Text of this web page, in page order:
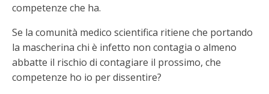
competenze che ha.
Se la comunità medico scientifica ritiene che portando
la mascherina chi è infetto non contagia o almeno
abbatte il rischio di contagiare il prossimo, che
competenze ho io per dissentire?